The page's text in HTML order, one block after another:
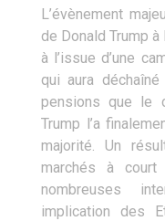
L’évènement
de Donald Trump
à l’issue d’une
qui aura
pensions que le
Trump l’a
majorité. Un
marchés à
nombreuses
implication des